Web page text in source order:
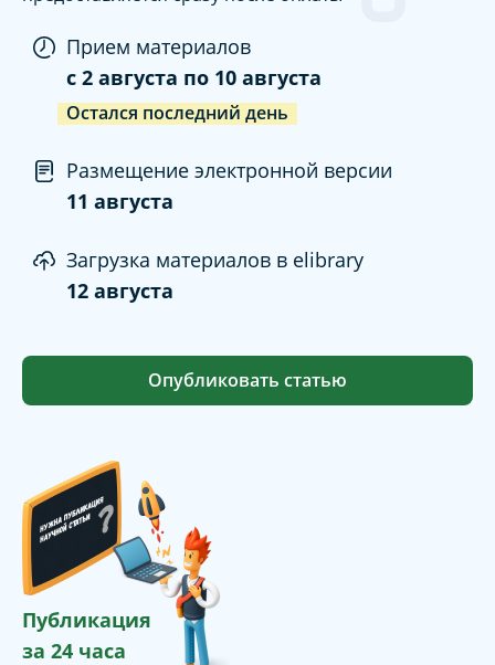
Прием материалов
c 2 августа по 10 августа
Остался последний день
Размещение электронной версии
11 августа
Загрузка материалов в elibrary
12 августа
Опубликовать статью
Публикация
за 24 часа